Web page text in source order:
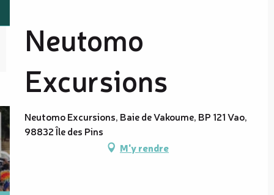
Neutomo
Excursions
Neutomo Excursions, Baie de Vakoume, BP 121 Vao,
98832 Île des Pins
M'y rendre